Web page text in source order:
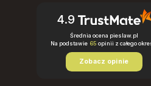
4.9
Średnia ocena pieslaw.pl
Na podstawie 65 opinii z całego
Zobacz opinie